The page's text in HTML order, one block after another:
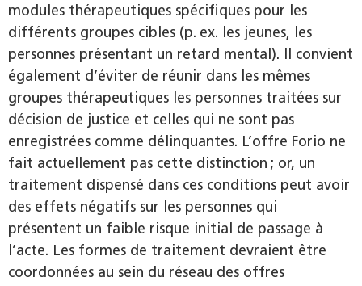
modules thérapeutiques spécifiques pour les
différents groupes cibles (p. ex. les jeunes, les
personnes présentant un retard mental). Il convient
également d’éviter de réunir dans les mêmes
groupes thérapeutiques les personnes traitées sur
décision de justice et celles qui ne sont pas
enregistrées comme délinquantes. L’offre Forio ne
fait actuellement pas cette distinction ; or, un
traitement dispensé dans ces conditions peut avoir
des effets négatifs sur les personnes qui
présentent un faible risque initial de passage à
l’acte. Les formes de traitement devraient être
coordonnées au sein du réseau des offres